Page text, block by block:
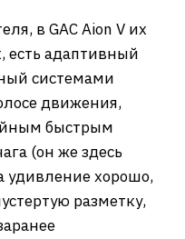
в GAC Aion V их
есть адаптивный
системами
движения,
быстрым
(он же здесь
удивление хорошо,
разметку,